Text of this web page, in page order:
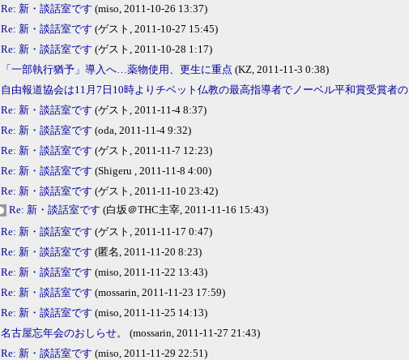
Re: 新・談話室です (miso, 2011-10-26 13:37)
Re: 新・談話室です (ゲスト, 2011-10-27 15:45)
Re: 新・談話室です (ゲスト, 2011-10-28 1:17)
「一部執行猶予」導入へ…薬物使用、更生に重点 (KZ, 2011-11-3 0:38)
自由報道協会は11月7日10時よりチベット仏教の最高指導者でノーベル平和賞受賞者
Re: 新・談話室です (ゲスト, 2011-11-4 8:37)
Re: 新・談話室です (oda, 2011-11-4 9:32)
Re: 新・談話室です (ゲスト, 2011-11-7 12:23)
Re: 新・談話室です (Shigeru , 2011-11-8 4:00)
Re: 新・談話室です (ゲスト, 2011-11-10 23:42)
Re: 新・談話室です (白坂＠THC主宰, 2011-11-16 15:43)
Re: 新・談話室です (ゲスト, 2011-11-17 0:47)
Re: 新・談話室です (匿名, 2011-11-20 8:23)
Re: 新・談話室です (miso, 2011-11-22 13:43)
Re: 新・談話室です (mossarin, 2011-11-23 17:59)
Re: 新・談話室です (miso, 2011-11-25 14:13)
名古屋忘年会のおしらせ。
(mossarin, 2011-11-27 21:43)
Re: 新・談話室です (miso, 2011-11-29 22:51)